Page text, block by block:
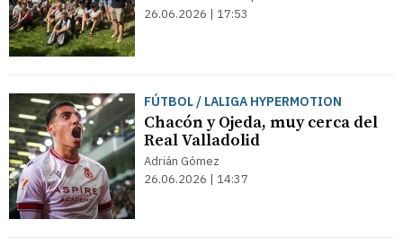
26.06.2026 | 17:53
FÚTBOL / LALIGA HYPERMOTION
Chacón y Ojeda, muy cerca del
Real Valladolid
Adrián Gómez
26.06.2026 | 14:37